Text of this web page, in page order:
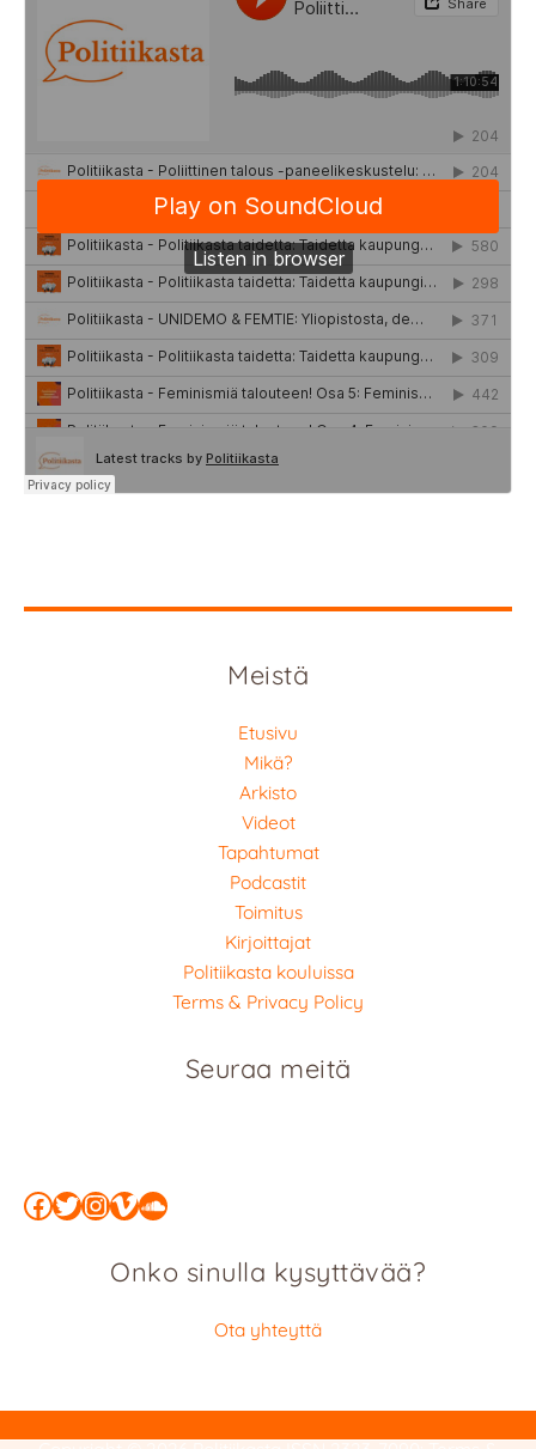
Meistä
Etusivu
Mikä?
Arkisto
Videot
Tapahtumat
Podcastit
Toimitus
Kirjoittajat
Politiikasta kouluissa
Terms & Privacy Policy
Seuraa meitä
Facebook
Twitter
Instagram
Vimeo
SoundCloud
Onko sinulla kysyttävää?
Ota yhteyttä